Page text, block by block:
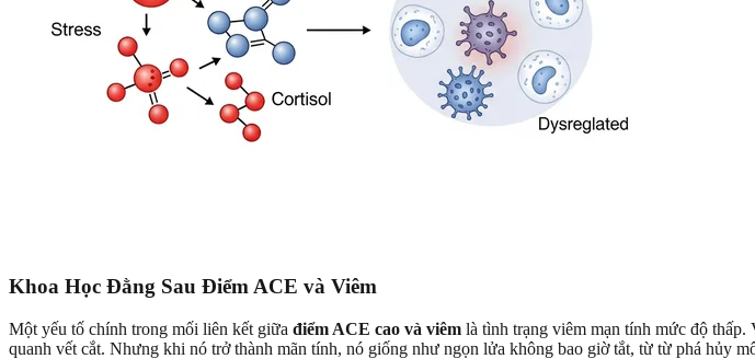
Khoa Học Đằng Sau Điểm ACE và Viêm
Một yếu tố chính trong mối liên kết giữa điểm ACE cao và viêm là tình trạng viêm mạn tính mức độ
quanh vết cắt. Nhưng khi nó trở thành mãn tính, nó giống như ngọn lửa không bao giờ tắt, từ từ phá hủy